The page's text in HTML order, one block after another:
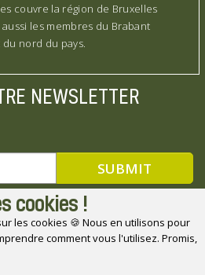
cookies !
les cookies 🍪 Nous en utilisons pour
comment vous l'utilisez. Promis,
couvre la région de Bruxelles
les membres du Brabant
nord du pays.
NEWSLETTER
remercier ses partenaires